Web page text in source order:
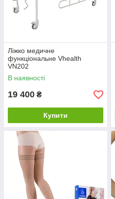
Ліжко медичне
функціональне Vhealth
VN202
В наявності
19 400 ₴
Купити